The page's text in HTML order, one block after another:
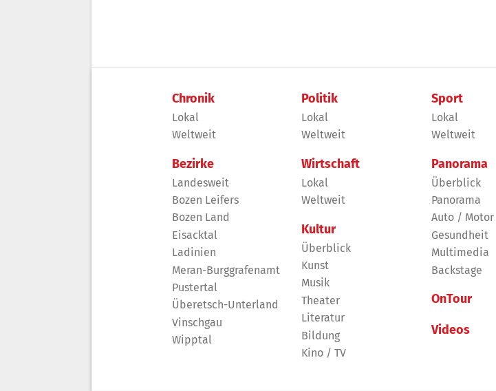
Chronik
Lokal
Weltweit
Bezirke
Landesweit
Bozen Leifers
Bozen Land
Eisacktal
Ladinien
Meran-Burggrafenamt
Pustertal
Überetsch-Unterland
Vinschgau
Wipptal
Politik
Lokal
Weltweit
Wirtschaft
Lokal
Weltweit
Kultur
Überblick
Kunst
Musik
Theater
Literatur
Bildung
Kino / TV
Sport
Lokal
Weltweit
Panorama
Überblick
Panorama
Auto / Motor
Gesundheit
Multimedia
Backstage
OnTour
Videos